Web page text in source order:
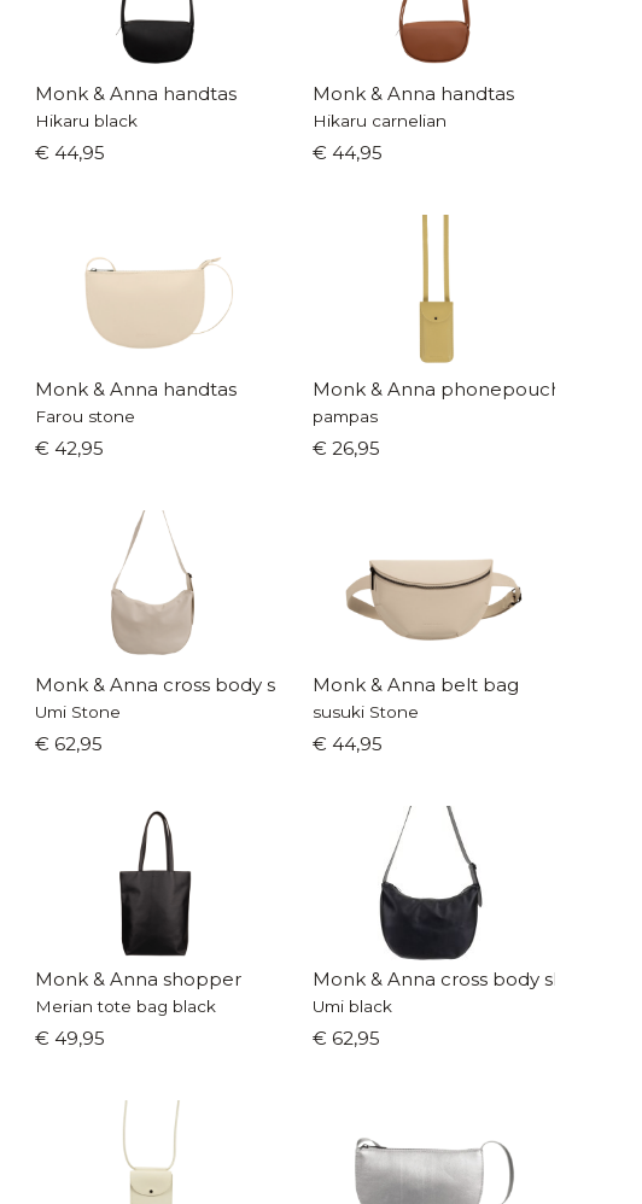
Monk & Anna handtas
Hikaru black
€ 44,95
Monk & Anna handtas
Hikaru carnelian
€ 44,95
Monk & Anna handtas
Farou stone
€ 42,95
Monk & Anna phonepouch
pampas
€ 26,95
Monk & Anna cross body shopper
Umi Stone
€ 62,95
Monk & Anna belt bag
susuki Stone
€ 44,95
Monk & Anna shopper
Merian tote bag black
€ 49,95
Monk & Anna cross body shopper
Umi black
€ 62,95